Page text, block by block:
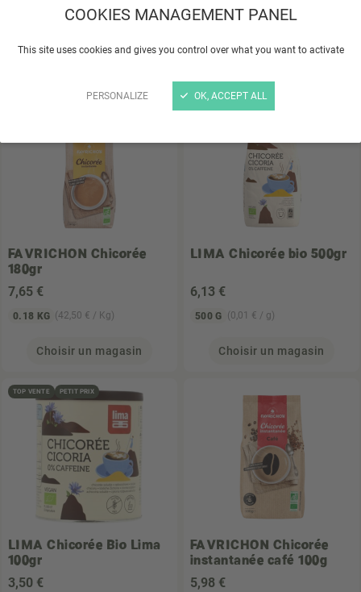
COOKIES MANAGEMENT PANEL
This site uses cookies and gives you control over what you want to activate
PERSONALIZE OK, ACCEPT ALL
FAVRICHON Chicorée
180gr
7,65 €
0.18 KG (42,50 € / Kg)
Choisir un magasin
LIMA Chicorée bio 500gr
6,13 €
500 G (0,01 € / g)
Choisir un magasin
TOP VENTE PETIT PRIX
LIMA Chicorée Bio Lima
100gr
3,50 €
FAVRICHON Chicorée
instantanée café 100g
5,98 €